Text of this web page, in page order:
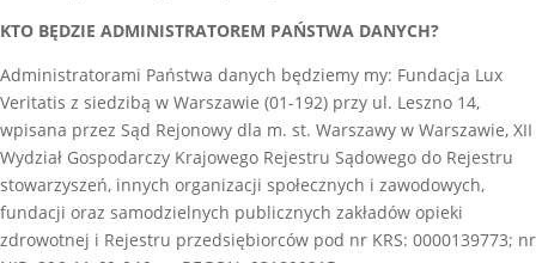
KTO BĘDZIE ADMINISTRATOREM PAŃSTWA DANYCH?
Administratorami Państwa danych będziemy my: Fundacja Lux
Veritatis z siedzibą w Warszawie (01-192) przy ul. Leszno 14,
wpisana przez Sąd Rejonowy dla m. st. Warszawy w Warszawie, XII
Wydział Gospodarczy Krajowego Rejestru Sądowego do Rejestru
stowarzyszeń, innych organizacji społecznych i zawodowych,
fundacji oraz samodzielnych publicznych zakładów opieki
zdrowotnej i Rejestru przedsiębiorców pod nr KRS: 0000139773; nr